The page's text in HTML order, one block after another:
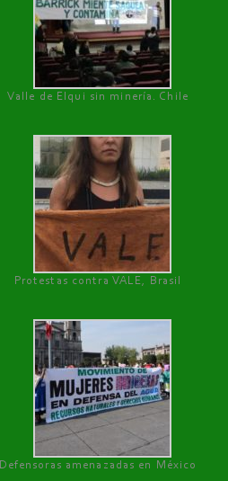
Valle de Elqui sin minería. Chile
Protestas contra VALE, Brasil
Defensoras amenazadas en México